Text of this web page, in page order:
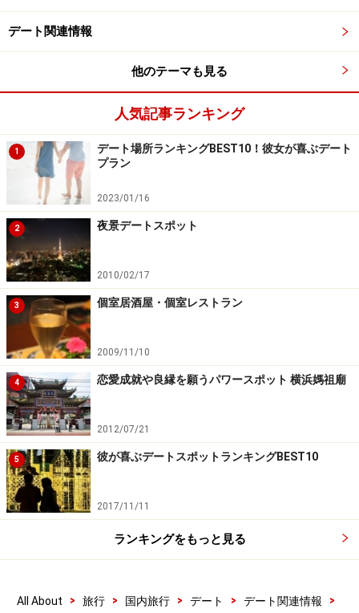
デート関連情報
他のテーマも見る
人気記事ランキング
1
デート場所ランキングBEST10！彼女が喜ぶデート
プラン
2023/01/16
2 夜景デートスポット
2010/02/17
3 個室居酒屋・個室レストラン
2009/11/10
4 恋愛成就や良縁を願うパワースポット 横浜媽祖廟
2012/07/21
5 彼が喜ぶデートスポットランキングBEST10
2017/11/11
ランキングをもっと見る
All About > 旅行 > 国内旅行 > デート > デート関連情報
>